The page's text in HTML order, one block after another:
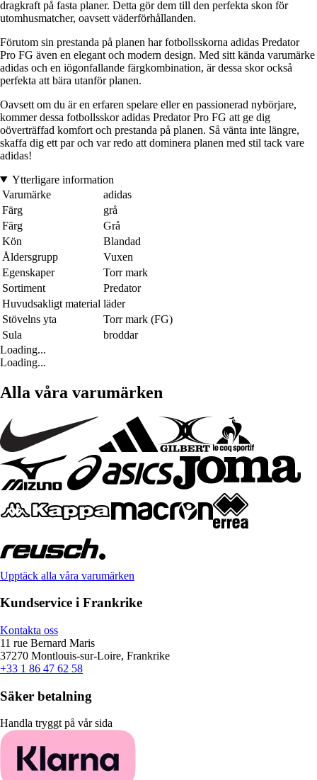
dragkraft på fasta planer. Detta gör dem till den perfekta skon för
utomhusmatcher, oavsett väderförhållanden.
Förutom sin prestanda på planen har fotbollsskorna adidas Predator
Pro FG även en elegant och modern design. Med sitt kända varumärke
adidas och en iögonfallande färgkombination, är dessa skor också
perfekta att bära utanför planen.
Oavsett om du är en erfaren spelare eller en passionerad nybörjare,
kommer dessa fotbollsskor adidas Predator Pro FG att ge dig
oöverträffad komfort och prestanda på planen. Så vänta inte längre,
skaffa dig ett par och var redo att dominera planen med stil tack vare
adidas!
Ytterligare information
Varumärke
adidas
Färg
grå
Färg
Grå
Kön
Blandad
Åldersgrupp
Vuxen
Egenskaper
Torr mark
Sortiment
Predator
Huvudsakligt material läder
Stövelns yta
Torr mark (FG)
Sula
broddar
Loading...
Loading...
Alla våra varumärken
Upptäck alla våra varumärken
Kundservice i Frankrike
Kontakta oss
11 rue Bernard Maris
37270 Montlouis-sur-Loire, Frankrike
+33 1 86 47 62 58
Säker betalning
Handla tryggt på vår sida